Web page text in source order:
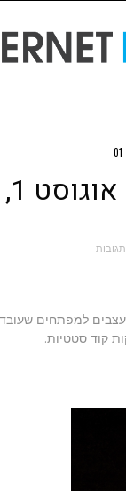
01
אוגוסט 1, 2021